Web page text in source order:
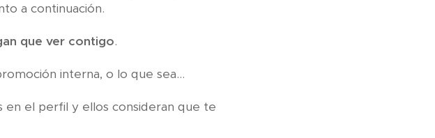
a continuación.
que ver contigo.
interna, o lo que sea...
en el perfil y ellos consideran que te